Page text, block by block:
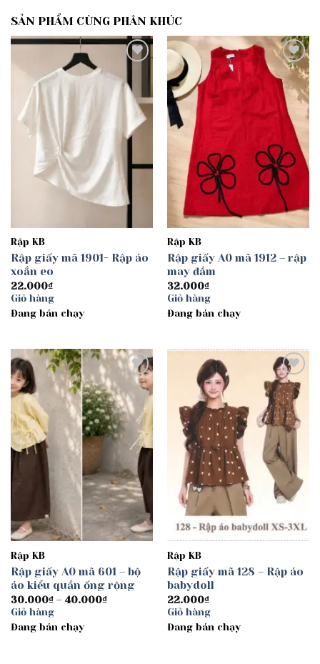
SẢN PHẨM CÙNG PHÂN KHÚC
wishlist
Rập KB
Rập giấy mã 1901- Rập áo
xoắn eo
22.000₫
Giỏ hàng
Đang bán chạy
Add to
wishlist
Rập KB
Rập giấy A0 mã 1912 – rập
may đầm
32.000₫
Giỏ hàng
Đang bán chạy
Add to
wishlist
Rập KB
Rập giấy A0 mã 601 – bộ
áo kiểu quần ống rộng
30.000₫ – 40.000₫Khoảng
Giỏ hàng
Đang bán chạy
Add to
wishlist
Rập KB
Rập giấy mã 128 – Rập áo
babydoll
22.000₫
Giỏ hàng
Đang bán chạy